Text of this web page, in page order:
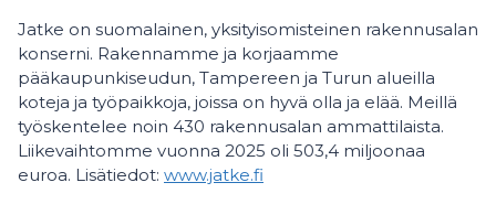
Jatke on suomalainen, yksityisomisteinen rakennusalan
konserni. Rakennamme ja korjaamme
pääkaupunkiseudun, Tampereen ja Turun alueilla
koteja ja työpaikkoja, joissa on hyvä olla ja elää. Meillä
työskentelee noin 430 rakennusalan ammattilaista.
Liikevaihtomme vuonna 2025 oli 503,4 miljoonaa
euroa. Lisätiedot: www.jatke.fi